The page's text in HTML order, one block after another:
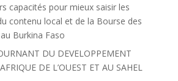
capacités pour mieux saisir les
contenu local et de la Bourse des
Burkina Faso
DU DEVELOPPEMENT
DE L’OUEST ET AU SAHEL